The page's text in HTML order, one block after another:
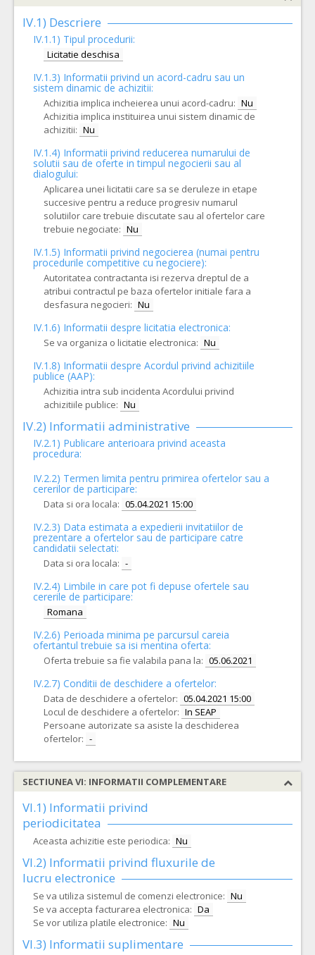
IV.1) Descriere
IV.1.1) Tipul procedurii:
Licitatie deschisa
IV.1.3) Informatii privind un acord-cadru sau un
sistem dinamic de achizitii:
Achizitia implica incheierea unui acord-cadru: Nu
Achizitia implica instituirea unui sistem dinamic de
achizitii: Nu
IV.1.4) Informatii privind reducerea numarului de
solutii sau de oferte in timpul negocierii sau al
dialogului:
Aplicarea unei licitatii care sa se deruleze in etape
succesive pentru a reduce progresiv numarul
solutiilor care trebuie discutate sau al ofertelor care
trebuie negociate: Nu
IV.1.5) Informatii privind negocierea (numai pentru
procedurile competitive cu negociere):
Autoritatea contractanta isi rezerva dreptul de a
atribui contractul pe baza ofertelor initiale fara a
desfasura negocieri: Nu
IV.1.6) Informatii despre licitatia electronica:
Se va organiza o licitatie electronica: Nu
IV.1.8) Informatii despre Acordul privind achizitiile
publice (AAP):
Achizitia intra sub incidenta Acordului privind
achizitiile publice: Nu
IV.2) Informatii administrative
IV.2.1) Publicare anterioara privind aceasta
procedura:
IV.2.2) Termen limita pentru primirea ofertelor sau a
cererilor de participare:
Data si ora locala: 05.04.2021 15:00
IV.2.3) Data estimata a expedierii invitatiilor de
prezentare a ofertelor sau de participare catre
candidatii selectati:
Data si ora locala: -
IV.2.4) Limbile in care pot fi depuse ofertele sau
cererile de participare:
Romana
IV.2.6) Perioada minima pe parcursul careia
ofertantul trebuie sa isi mentina oferta:
Oferta trebuie sa fie valabila pana la: 05.06.2021
IV.2.7) Conditii de deschidere a ofertelor:
Data de deschidere a ofertelor: 05.04.2021 15:00
Locul de deschidere a ofertelor: In SEAP
Persoane autorizate sa asiste la deschiderea
ofertelor: -
SECTIUNEA VI: INFORMATII COMPLEMENTARE
VI.1) Informatii privind
periodicitatea
Aceasta achizitie este periodica: Nu
VI.2) Informatii privind fluxurile de
lucru electronice
Se va utiliza sistemul de comenzi electronice: Nu
Se va accepta facturarea electronica: Da
Se vor utiliza platile electronice: Nu
VI.3) Informatii suplimentare